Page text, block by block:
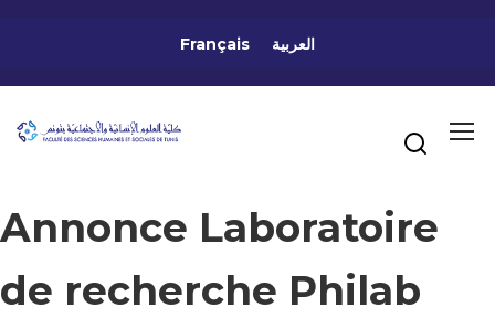
Français العربية
Annonce Laboratoire
de recherche Philab